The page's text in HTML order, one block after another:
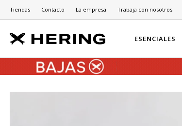
ESENCIALES
Tiendas Contacto La empresa Trabaja con nosotros